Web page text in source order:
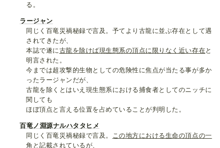
る。
ラージャン
同じく百竜災禍秘録で言及。予てより古龍に並ぶ存在として遇
されてきたが、
本誌で遂に 古龍を除けば現生態系の頂点に限りなく近い存在と
明言された。
今までは超攻撃的生物としての危険性に焦点が当たる事が多か
ったラージャンだが、
古龍を除くとはいえ現生態系における捕食者としてのニッチに
関しても
ほぼ頂点と言える位置を占めていることが判明した。
百竜ノ淵源ナルハタタヒメ
同じく百竜災禍秘録で言及。
この地方における生命の頂点の一
角 と記載されているが、